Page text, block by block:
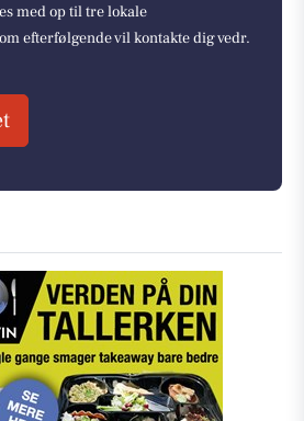
med op til tre lokale
efterfølgende vil kontakte dig vedr.